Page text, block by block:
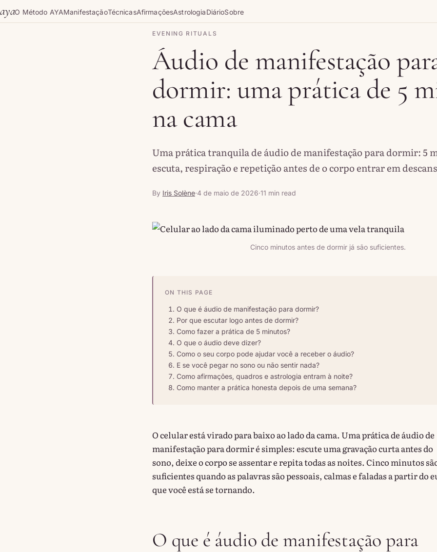
Skip to content
ayaO Método AYAManifestaçãoTécnicasAfirmaçõesAstrologiaDiárioSobre
EVENING RITUALS
Áudio de manifestação
dormir: uma prática de 5
na cama
Uma prática tranquila de áudio de manifestação para dormir: 5
escuta, respiração e repetição antes de o corpo entrar em
By Iris Solène·4 de maio de 2026·11 min read
Cinco minutos antes de dormir já são suficientes.
ON THIS PAGE
O que é áudio de manifestação para dormir?
Por que escutar logo antes de dormir?
Como fazer a prática de 5 minutos?
O que o áudio deve dizer?
Como o seu corpo pode ajudar você a receber o áudio?
E se você pegar no sono ou não sentir nada?
Como afirmações, quadros e astrologia entram à noite?
Como manter a prática honesta depois de uma semana?
O celular está virado para baixo ao lado da cama. Uma prática de áudio de
manifestação para dormir é simples: escute uma gravação curta antes do
sono, deixe o corpo se assentar e repita todas as noites. Cinco minutos
suficientes quando as palavras são pessoais, calmas e faladas a partir do
que você está se tornando.
O que é áudio de manifestação para